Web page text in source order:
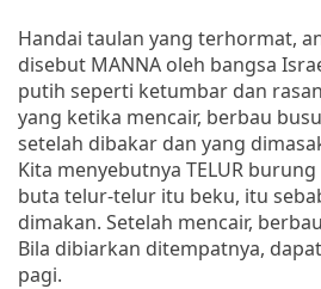
Handai taulan yang terhormat,
disebut MANNA oleh bangsa
putih seperti ketumbar dan
yang ketika mencair, berbau
setelah dibakar dan yang
Kita menyebutnya TELUR
buta telur-telur itu beku, itu
dimakan. Setelah mencair,
Bila dibiarkan ditempatnya,
pagi.